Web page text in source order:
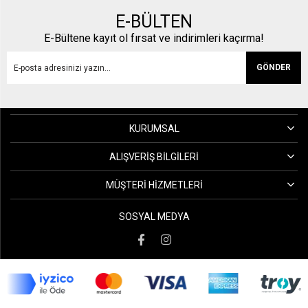
E-BÜLTEN
E-Bültene kayıt ol fırsat ve indirimleri kaçırma!
GÖNDER
KURUMSAL
ALIŞVERIŞ BILGILERI
MÜŞTERI HIZMETLERI
SOSYAL MEDYA